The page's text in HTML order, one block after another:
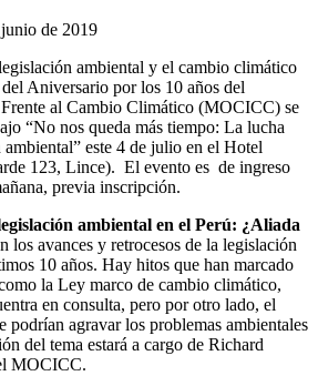
de 2019
ambiental y el cambio climático
Aniversario por los 10 años del
al Cambio Climático (MOCICC) se
“No nos queda más tiempo: La lucha
este 4 de julio en el Hotel
123, Lince). El evento es de ingreso
previa inscripción.
ambiental en el Perú: ¿Aliada
los avances y retrocesos de la legislación
10 años. Hay hitos que han marcado
la Ley marco de cambio climático,
en consulta, pero por otro lado, el
podrían agravar los problemas ambientales
del tema estará a cargo de Richard
MOCICC.